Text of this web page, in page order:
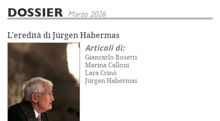
DOSSIER Marzo 2026
L'eredità di Jürgen Habermas
Articoli di:
Giancarlo Bosetti
Marina Calloni
Lara Crinò
Jürgen Habermas